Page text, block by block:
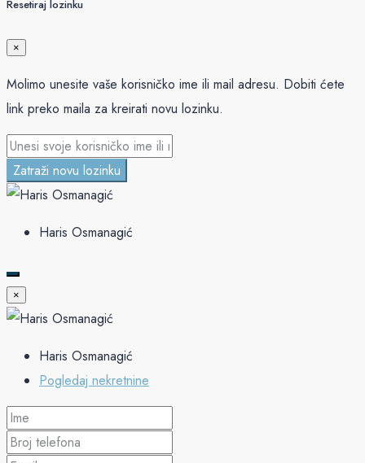
Resetiraj lozinku
×
Molimo unesite vaše korisničko ime ili mail adresu. Dobiti ćete
link preko maila za kreirati novu lozinku.
Zatraži novu lozinku
Haris Osmanagić
×
Haris Osmanagić
Pogledaj nekretnine